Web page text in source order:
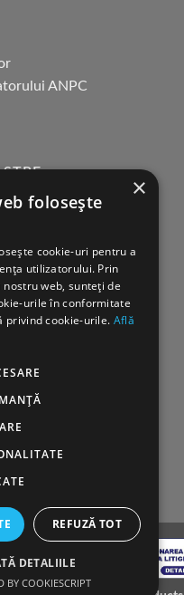
ANPC
×
folosește
cookie-uri pentru a
utilizatorului. Prin
web, sunteți de
urile în conformitate
privind cookie-urile. Află
REFUZĂ TOT
DETALIILE
BY COOKIESCRIPT